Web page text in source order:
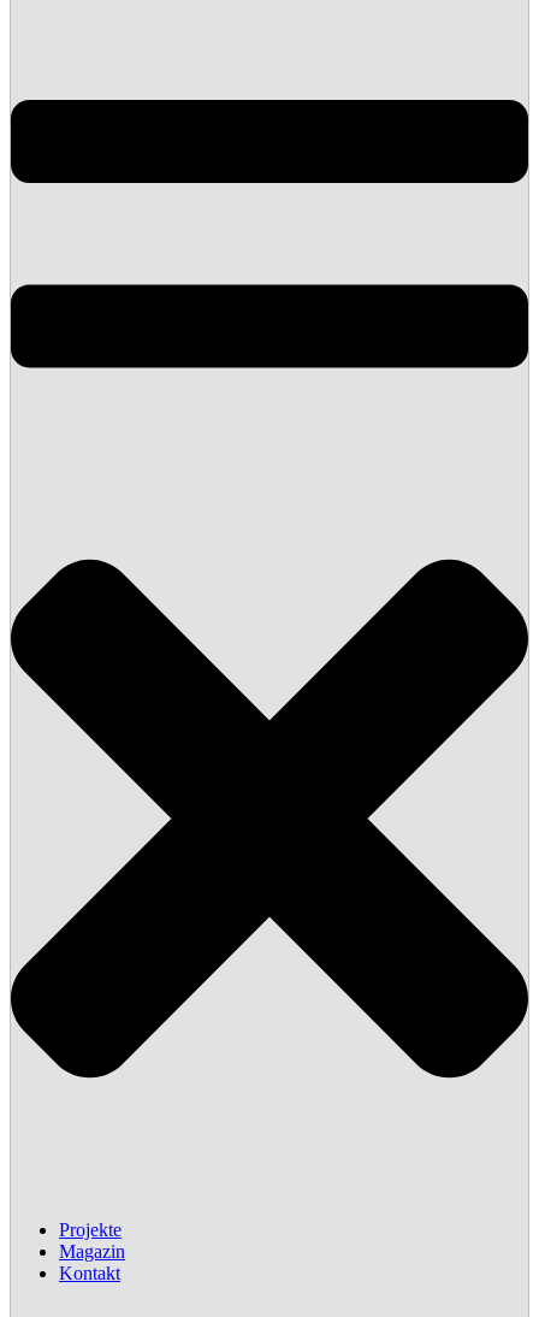
Projekte
Magazin
Kontakt